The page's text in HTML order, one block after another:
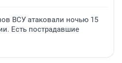
ВСУ атаковали ночью 15
Есть пострадавшие